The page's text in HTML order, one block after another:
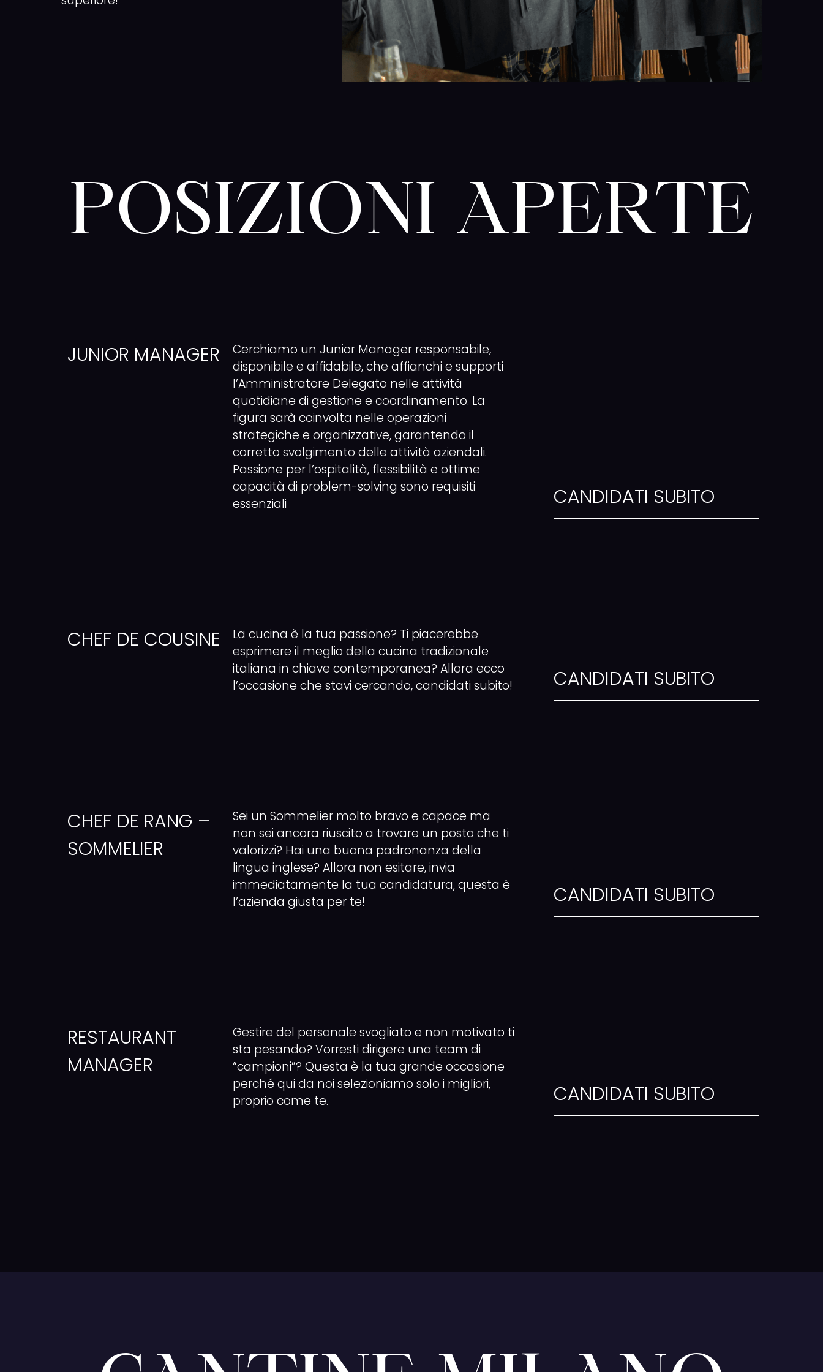
POSIZIONI APERTE
JUNIOR MANAGER
Cerchiamo un Junior Manager responsabile,
disponibile e affidabile, che affianchi e supporti
l’Amministratore Delegato nelle attività
quotidiane di gestione e coordinamento. La
figura sarà coinvolta nelle operazioni
strategiche e organizzative, garantendo il
corretto svolgimento delle attività aziendali.
Passione per l’ospitalità, flessibilità e ottime
capacità di problem-solving sono requisiti
essenziali
CANDIDATI SUBITO
CHEF DE COUSINE
La cucina è la tua passione? Ti piacerebbe
esprimere il meglio della cucina tradizionale
italiana in chiave contemporanea? Allora ecco
l’occasione che stavi cercando, candidati subito!
CANDIDATI SUBITO
CHEF DE RANG –
SOMMELIER
Sei un Sommelier molto bravo e capace ma
non sei ancora riuscito a trovare un posto che ti
valorizzi? Hai una buona padronanza della
lingua inglese? Allora non esitare, invia
immediatamente la tua candidatura, questa è
l’azienda giusta per te!
CANDIDATI SUBITO
RESTAURANT
MANAGER
Gestire del personale svogliato e non motivato ti
sta pesando? Vorresti dirigere una team di
“campioni”? Questa è la tua grande occasione
perché qui da noi selezioniamo solo i migliori,
proprio come te.
CANDIDATI SUBITO